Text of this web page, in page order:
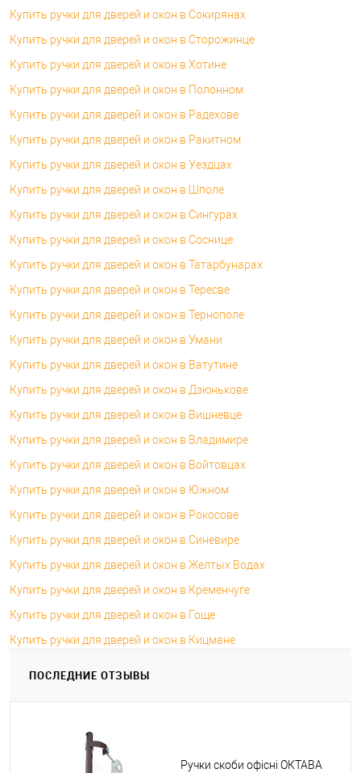
Купить ручки для дверей и окон в Сокирянах
Купить ручки для дверей и окон в Сторожинце
Купить ручки для дверей и окон в Хотине
Купить ручки для дверей и окон в Полонном
Купить ручки для дверей и окон в Радехове
Купить ручки для дверей и окон в Ракитном
Купить ручки для дверей и окон в Уездцах
Купить ручки для дверей и окон в Шполе
Купить ручки для дверей и окон в Сингурах
Купить ручки для дверей и окон в Соснице
Купить ручки для дверей и окон в Татарбунарах
Купить ручки для дверей и окон в Тересве
Купить ручки для дверей и окон в Тернополе
Купить ручки для дверей и окон в Умани
Купить ручки для дверей и окон в Ватутине
Купить ручки для дверей и окон в Дзюнькове
Купить ручки для дверей и окон в Вишневце
Купить ручки для дверей и окон в Владимире
Купить ручки для дверей и окон в Войтовцах
Купить ручки для дверей и окон в Южном
Купить ручки для дверей и окон в Рокосове
Купить ручки для дверей и окон в Синевире
Купить ручки для дверей и окон в Желтых Водах
Купить ручки для дверей и окон в Кременчуге
Купить ручки для дверей и окон в Гоще
Купить ручки для дверей и окон в Кицмане
ПОСЛЕДНИЕ ОТЗЫВЫ
Ручки скоби офісні ОКТАВА